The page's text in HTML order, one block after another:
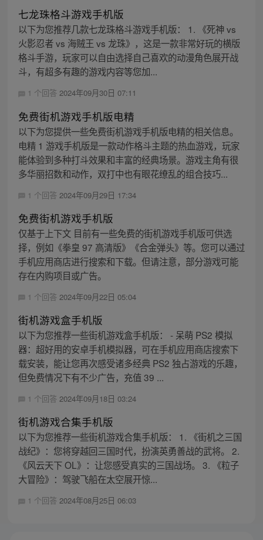
七龙珠格斗游戏手机版
以下为您推荐几款七龙珠格斗游戏手机版： 1. 《死神 vs
火影忍者 vs 海贼王 vs 龙珠》，这是一款非常好玩的横版
格斗手游，玩家可以自由选择自己喜欢的动漫角色展开战
斗，有超多有趣的游戏内容等您加...
1 个回答 2024年09月30日 07:11
免费街机游戏手机版电精
以下为您提供一些免费街机游戏手机版电精的相关信息。
电精 1 游戏手机版是一款动作格斗主题的热血游戏，玩家
能体验到多种打斗效果和丰富的经典场景。游戏主角有很
多华丽招数和动作，双打中也有眼花缭乱的组合技巧...
1 个回答 2024年09月29日 17:34
免费街机游戏手机版
仅基于上下文 目前有一些免费的街机游戏手机版可供选
择，例如《拳皇 97 高清版》《合金弹头》等。您可以通过
手机应用商店进行搜索和下载。但请注意，部分游戏可能
存在内购项目或广告。
1 个回答 2024年09月22日 05:04
街机游戏盒手机版
以下为您推荐一些街机游戏盒手机版： - 呆萌 PS2 模拟
器：超好用的安卓手机模拟器，可在手机应用商店搜索下
载安装，能让您再次感受诸多经典 PS2 独占游戏的乐趣，
但免费情况下有不少广告，充值 39 ...
1 个回答 2024年09月18日 03:24
街机游戏合集手机版
以下为您推荐一些街机游戏合集手机版： 1. 《街机之三国
战纪》：您将穿越回三国时代，扮演英勇善战的武将。 2.
《风云天下 OL》：让您感受真实的三国战场。 3. 《粒子
大冒险》：驾驶飞船在太空展开惊...
1 个回答 2024年08月25日 06:03